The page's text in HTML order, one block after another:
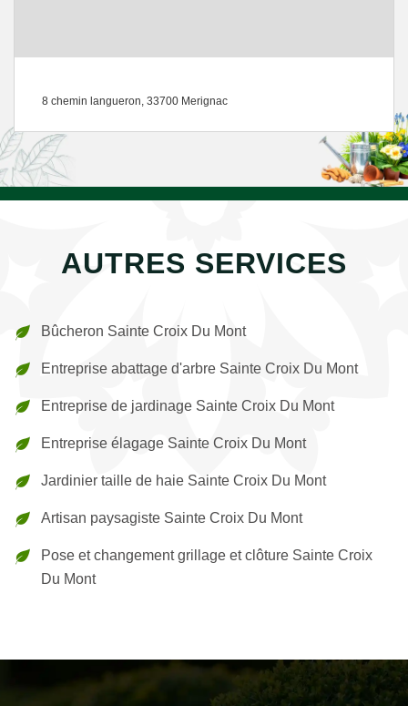
8 chemin langueron, 33700 Merignac
AUTRES SERVICES
Bûcheron Sainte Croix Du Mont
Entreprise abattage d'arbre Sainte Croix Du Mont
Entreprise de jardinage Sainte Croix Du Mont
Entreprise élagage Sainte Croix Du Mont
Jardinier taille de haie Sainte Croix Du Mont
Artisan paysagiste Sainte Croix Du Mont
Pose et changement grillage et clôture Sainte Croix
Du Mont